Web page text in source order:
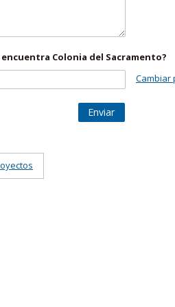
Colonia del Sacramento?
Cambiar
Enviar